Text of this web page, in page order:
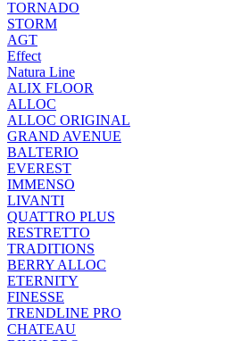
TORNADO
STORM
AGT
Effect
Natura Line
ALIX FLOOR
ALLOC
ALLOC ORIGINAL
GRAND AVENUE
BALTERIO
EVEREST
IMMENSO
LIVANTI
QUATTRO PLUS
RESTRETTO
TRADITIONS
BERRY ALLOC
ETERNITY
FINESSE
TRENDLINE PRO
CHATEAU